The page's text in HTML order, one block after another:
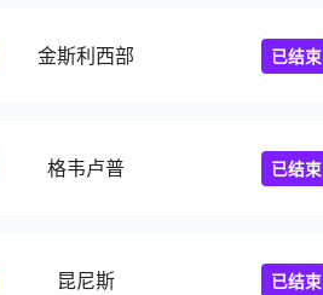
金斯利西部 已结束
格韦卢普 已结束
昆尼斯 已结束